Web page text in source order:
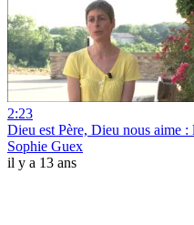
2:23
Dieu est Père, Dieu nous aime
Sophie Guex
il y a 13 ans